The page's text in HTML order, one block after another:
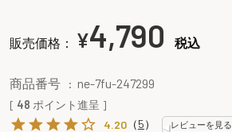
販売価格： ¥4,790 税込
商品番号 ne-7fu-247299
[ 48 ポイント進呈 ]
4.20（5） レビューを見る